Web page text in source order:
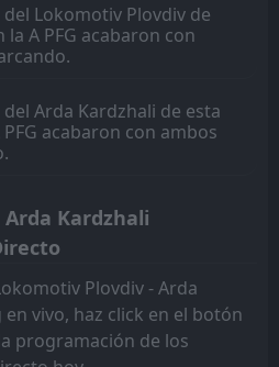
Lokomotiv Plovdiv de
A PFG acabaron con
Arda Kardzhali de esta
acabaron con ambos
Kardzhali
Plovdiv - Arda
vivo, haz click en el botón
programación de los